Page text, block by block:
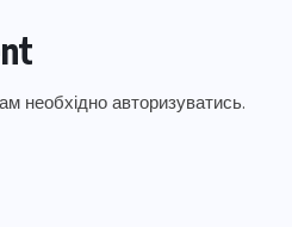
необхідно авторизуватись.